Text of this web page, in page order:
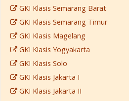
GKI Klasis Semarang Barat
GKI Klasis Semarang Timur
GKI Klasis Magelang
GKI Klasis Yogyakarta
GKI Klasis Solo
GKI Klasis Jakarta I
GKI Klasis Jakarta II